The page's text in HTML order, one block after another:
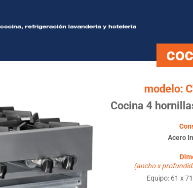
modelo:
Cocina 4
Acero
(ancho x
Equipo: 61 x